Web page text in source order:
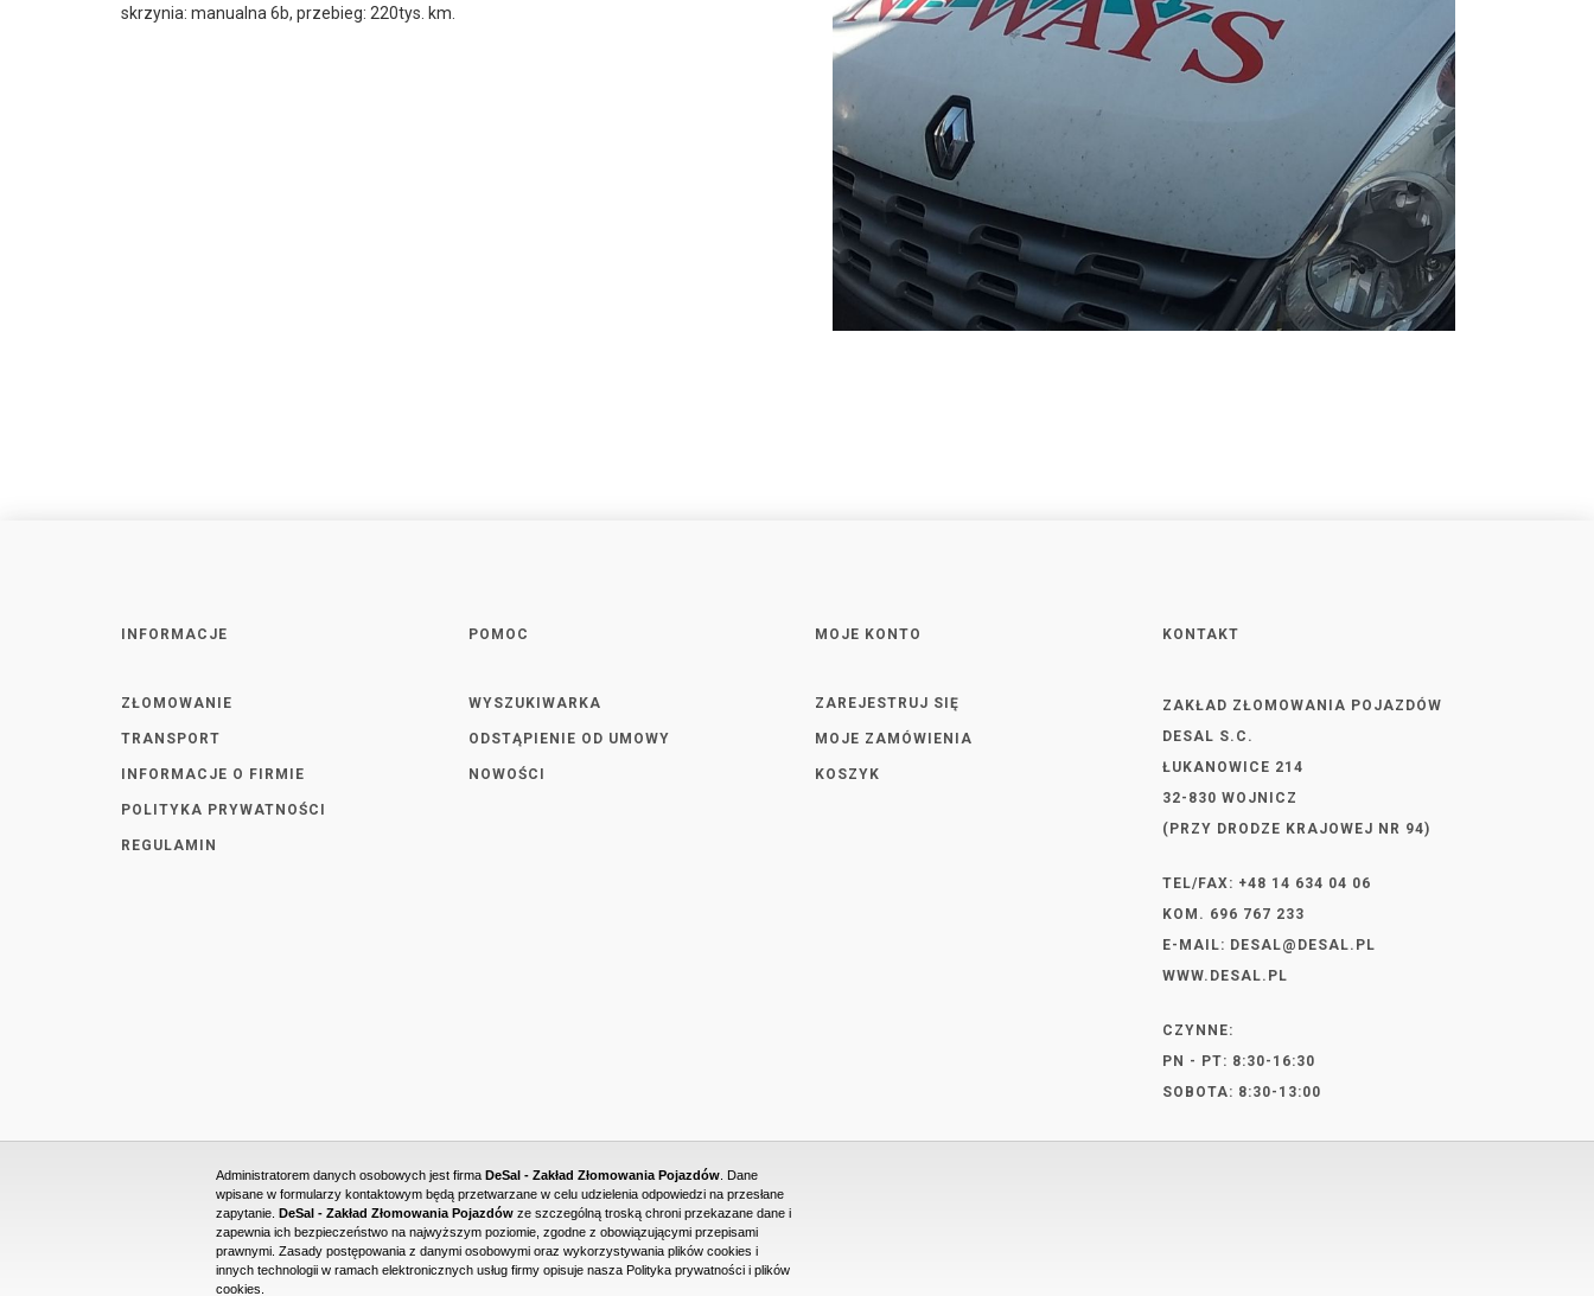
skrzynia: manualna 6b, przebieg: 220tys. km.
INFORMACJE
ZŁOMOWANIE
TRANSPORT
INFORMACJE O FIRMIE
POLITYKA PRYWATNOŚCI
REGULAMIN
POMOC
WYSZUKIWARKA
ODSTĄPIENIE OD UMOWY
NOWOŚCI
MOJE KONTO
ZAREJESTRUJ SIĘ
MOJE ZAMÓWIENIA
KOSZYK
KONTAKT
ZAKŁAD ZŁOMOWANIA POJAZDÓW
DESAL S.C.
ŁUKANOWICE 214
32-830 WOJNICZ
(PRZY DRODZE KRAJOWEJ NR 94)
TEL/FAX: +48 14 634 04 06
KOM. 696 767 233
E-MAIL: DESAL@DESAL.PL
WWW.DESAL.PL
CZYNNE:
PN - PT: 8:30-16:30
SOBOTA: 8:30-13:00
PROJEKT I WYKONANIE STRONY WWW: DUONET
Administratorem danych osobowych jest firma DeSal - Zakład Złomowania Pojazdów . Dane
wpisane w formularzy kontaktowym będą przetwarzane w celu udzielenia odpowiedzi na przesłane
zapytanie. DeSal - Zakład Złomowania Pojazdów ze szczególną troską chroni przekazane dane i
zapewnia ich bezpieczeństwo na najwyższym poziomie, zgodne z obowiązującymi przepisami
prawnymi. Zasady postępowania z danymi osobowymi oraz wykorzystywania plików cookies i
innych technologii w ramach elektronicznych usług firmy opisuje nasza Polityka prywatności i plików
cookies.